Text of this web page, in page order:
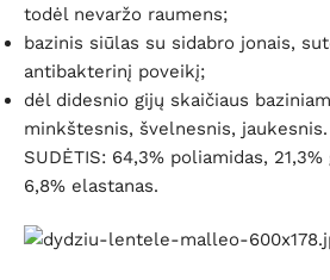
todėl nevaržo raumens;
bazinis siūlas su sidabro jonais,
antibakterinį poveikį;
dėl didesnio gijų skaičiaus
minkštesnis, švelnesnis, jaukesnis.
SUDĖTIS: 64,3% poliamidas,
6,8% elastanas.